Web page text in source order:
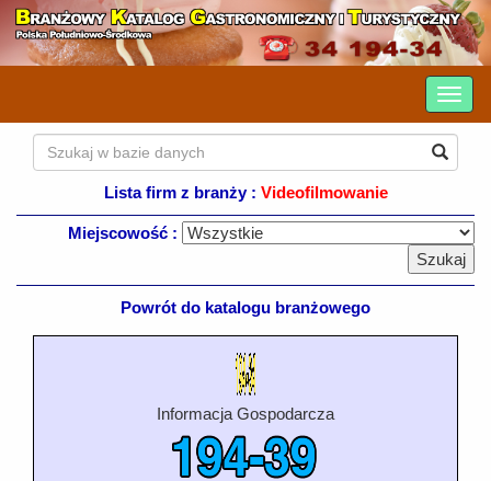
Lista firm z branży : Videofilmowanie
Miejscowość :
Powrót do katalogu branżowego
Informacja Gospodarcza